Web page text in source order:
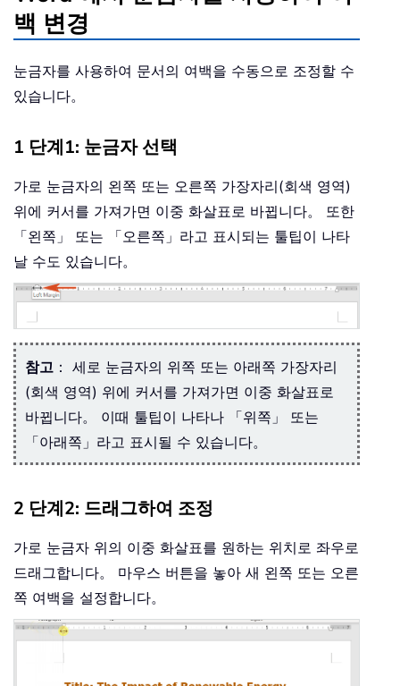
백 변경
눈금자를 사용하여 문서의 여백을 수동으로 조정할 수
있습니다。
1 단계1: 눈금자 선택
가로 눈금자의 왼쪽 또는 오른쪽 가장자리(회색 영역)
위에 커서를 가져가면 이중 화살표로 바뀝니다。 또한
「왼쪽」 또는 「오른쪽」라고 표시되는 툴팁이 나타
날 수도 있습니다。
참고 ： 세로 눈금자의 위쪽 또는 아래쪽 가장자리
(회색 영역) 위에 커서를 가져가면 이중 화살표로
바뀝니다。 이때 툴팁이 나타나 「위쪽」 또는
「아래쪽」라고 표시될 수 있습니다。
2 단계2: 드래그하여 조정
가로 눈금자 위의 이중 화살표를 원하는 위치로 좌우로
드래그합니다。 마우스 버튼을 놓아 새 왼쪽 또는 오른
쪽 여백을 설정합니다。